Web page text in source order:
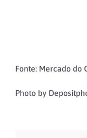
Fonte: Mercado do
Photo by